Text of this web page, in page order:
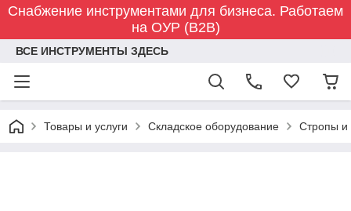
Снабжение инструментами для бизнеса. Работаем
на ОУР (B2B)
ВСЕ ИНСТРУМЕНТЫ ЗДЕСЬ
Товары и услуги Складское оборудование Стропы и